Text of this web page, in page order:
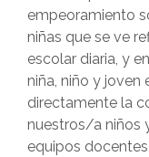
empeoramiento
niñas que se ve
escolar diaria, y
niña, niño y joven
directamente la
nuestros/a niños
equipos